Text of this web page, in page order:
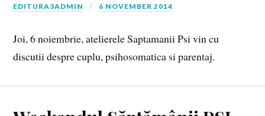
EDITURA3ADMIN 6 NOVEMBER 2014
Joi, 6 noiembrie, atelierele Saptamanii Psi vin cu
discutii despre cuplu, psihosomatica si parentaj.